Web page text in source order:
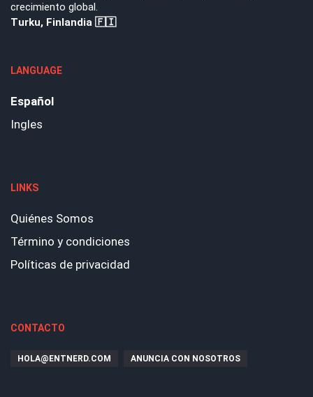
crecimiento global.
Turku, Finlandia 🇫🇮
LANGUAGE
Español
Ingles
LINKS
Quiénes Somos
Término y condiciones
Políticas de privacidad
CONTACTO
HOLA@ENTNERD.COM ANUNCIA CON NOSOTROS